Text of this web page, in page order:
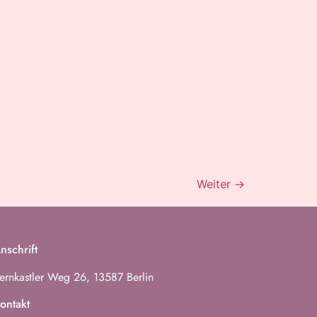
Weiter →
Weg 26, 13587 Berlin